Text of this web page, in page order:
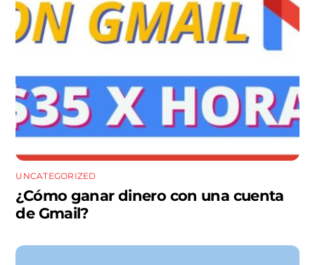
UNCATEGORIZED
¿Cómo ganar dinero con una cuenta
de Gmail?